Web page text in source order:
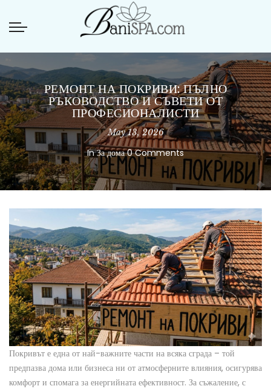
РЕМОНТ НА ПОКРИВИ: ПЪЛНО
РЪКОВОДСТВО И СЪВЕТИ ОТ
ПРОФЕСИОНАЛИСТИ
May 13, 2026
InЗа дома 0 Comments
Покривът е една от най-важните части на всяка сграда – той
предпазва дома или бизнеса ни от атмосферните влияния, осигурява
комфорт и спомага за енергийната ефективност. За съжаление, с